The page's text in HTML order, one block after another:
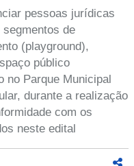
pessoas jurídicas
de
(playground),
público
no Parque Municipal
durante a realização
com os
neste edital